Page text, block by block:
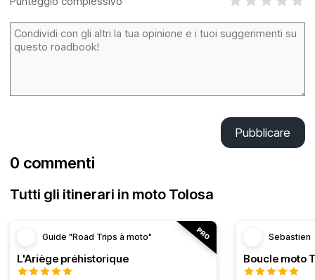
Pubblicare
0 commenti
Tutti gli itinerari in moto Tolosa
Guide "Road Trips à moto"
L'Ariège préhistorique
Sebastien